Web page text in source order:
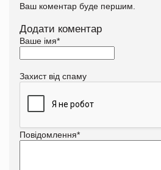
Ваш коментар буде першим.
Додати коментар
Ваше імя*
Захист від спаму
Повідомлення*